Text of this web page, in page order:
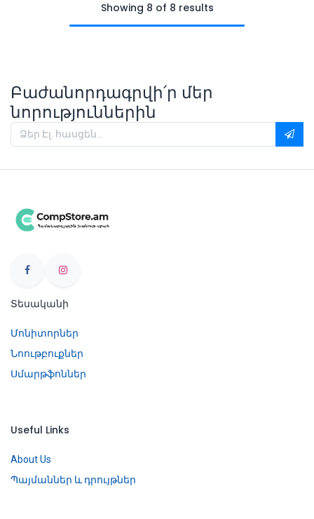
Showing 8 of 8 results
Բաժանորդագրվի՛ր մեր
նորություններին
Տեսականի
Մոնիտորներ
Նոութբուքներ
Սմարթֆոններ
Useful Links
About Us
Պայմաններ և դրույթներ